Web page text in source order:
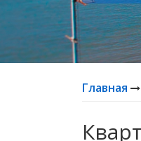
Главная